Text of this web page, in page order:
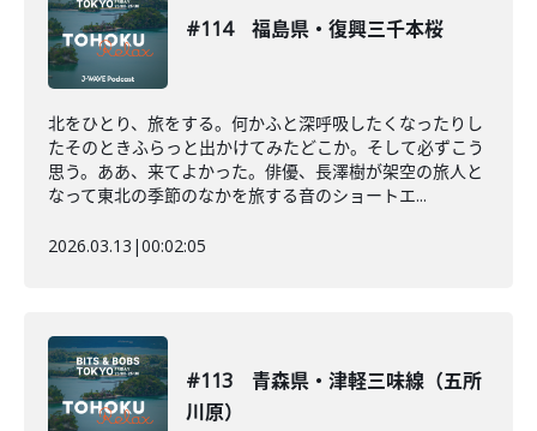
#114 福島県・復興三千本桜
北をひとり、旅をする。何かふと深呼吸したくなったりし
たそのときふらっと出かけてみたどこか。そして必ずこう
思う。ああ、来てよかった。俳優、長澤樹が架空の旅人と
なって東北の季節のなかを旅する音のショートエ...
2026.03.13 |00:02:05
#113 青森県・津軽三味線（五所
川原）